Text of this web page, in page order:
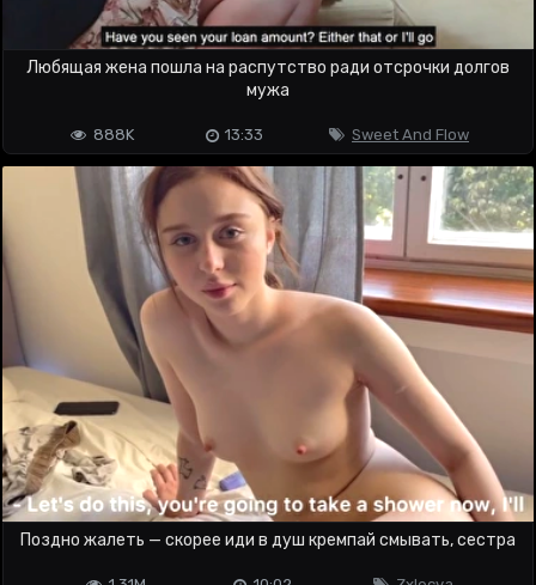
Любящая жена пошла на распутство ради отсрочки долгов
мужа
Sweet And Flow
13:33
888K
Поздно жалеть — скорее иди в душ кремпай смывать, сестра